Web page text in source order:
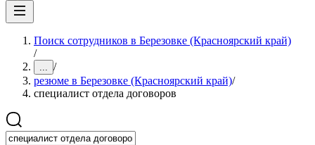
Поиск сотрудников в Березовке (Красноярский край)
/
... /
резюме в Березовке (Красноярский край)/
специалист отдела договоров